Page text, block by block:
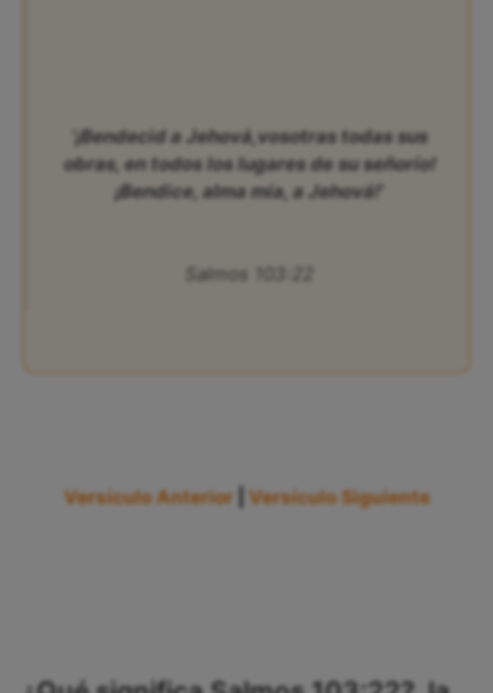
‘¡Bendecid a Jehová,vosotras todas sus
obras, en todos los lugares de su señorío!
¡Bendice, alma mía, a Jehová!’
Salmos 103:22
Versículo Anterior Versículo Siguiente